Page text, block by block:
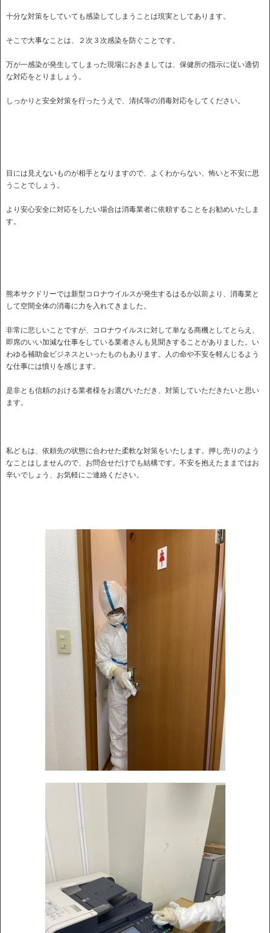
十分な対策をしていても感染してしまうことは現実としてあります。
そこで大事なことは、２次３次感染を防ぐことです。
万が一感染が発生してしまった現場におきましては、保健所の指示に従い適切
な対応をとりましょう。
しっかりと安全対策を行ったうえで、清拭等の消毒対応をしてください。
目には見えないものが相手となりますので、よくわからない、怖いと不安に思
うことでしょう。
より安心安全に対応をしたい場合は消毒業者に依頼することをお勧めいたしま
す。
熊本サクドリーでは新型コロナウイルスが発生するはるか以前より、消毒業と
して空間全体の消毒に力を入れてきました。
非常に悲しいことですが、コロナウイルスに対して単なる商機としてとらえ、
即席のいい加減な仕事をしている業者さんも見聞きすることがありました。い
わゆる補助金ビジネスといったものもあります。人の命や不安を軽んじるよう
な仕事には憤りを感じます。
是非とも信頼のおける業者様をお選びいただき、対策していただきたいと思い
ます。
私どもは、依頼先の状態に合わせた柔軟な対策をいたします。押し売りのよう
なことはしませんので、お問合せだけでも結構です。不安を抱えたままではお
辛いでしょう、お気軽にご連絡ください。